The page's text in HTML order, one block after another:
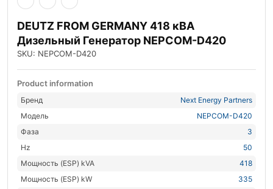
DEUTZ FROM GERMANY 418 кВА
Дизельный Генератор NEPCOM-D420
SKU: NEPCOM-D420
Product information
Бренд
Next Energy Partners
Модель
NEPCOM-D420
Фаза
3
Hz
50
Мощность (ESP) kVA
418
Мощность (ESP) kW
335